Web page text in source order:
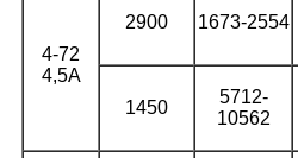
4-72
4,5А
2900 1673-2554
1450
5712-
10562